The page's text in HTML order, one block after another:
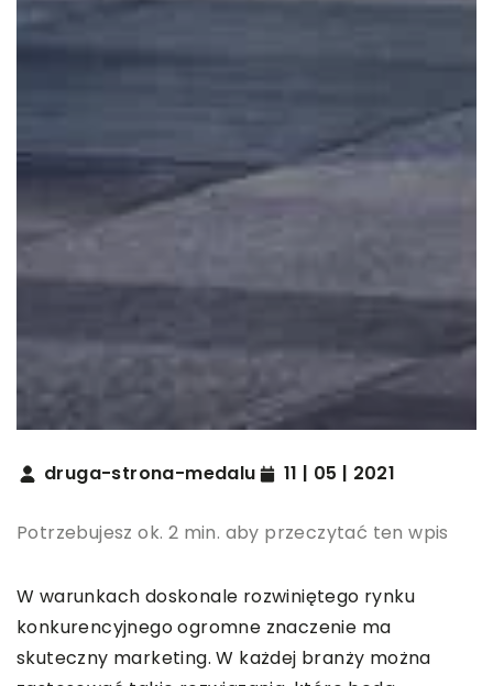
druga-strona-medalu 11 | 05 | 2021
Potrzebujesz ok. 2 min. aby przeczytać ten wpis
W warunkach doskonale rozwiniętego rynku
konkurencyjnego ogromne znaczenie ma
skuteczny marketing. W każdej branży można